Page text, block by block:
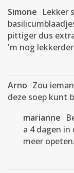
Simone Lekker
pittiger dus
'm nog
Arno Zou
deze soep kunt
marianne
a 4 dagen
meer opeten.